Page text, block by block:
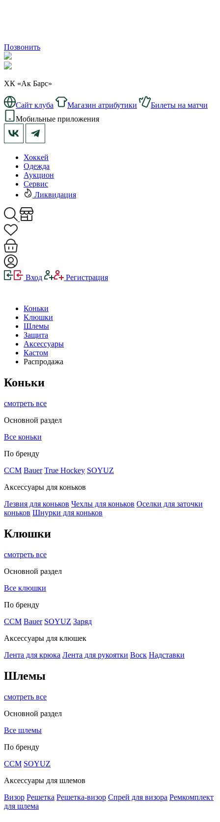
Позвонить
ХК «Ак Барс»
Сайт клуба Магазин атрибутики
Билеты на матчи
Мобильные приложения
Хоккей
Одежда
Аукцион
Сервис
Ликвидация
Вход Регистрация
Коньки
Клюшки
Шлемы
Защита
Аксессуары
Кастом
Распродажа
Коньки
смотреть все
Основной раздел
Все коньки
По бренду
ССМ Bauer True Hockey SOYUZ
Аксессуары для коньков
Лезвия для коньков Чехлы для коньков Оселки для заточки
коньков Шнурки для коньков
Клюшки
смотреть все
Основной раздел
Все клюшки
По бренду
CCM Bauer SOYUZ Заряд
Аксессуары для клюшек
Лента для крюка Лента для рукоятки Воск Надставки
Шлемы
смотреть все
Основной раздел
Все шлемы
По бренду
CCM SOYUZ
Аксессуары для шлемов
Визор Решетка Решетка-визор Спрей для визора Ремкомплект
для шлема